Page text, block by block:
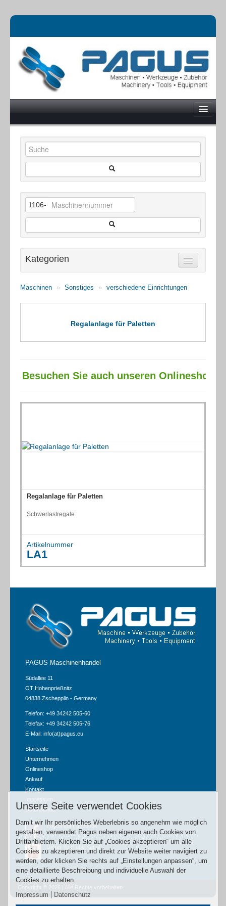
UNTERNEHMEN
MASCHINEN
ONLINESHOP
ANKAUF
KONTAKT
1106-
Kategorien
(1) Druckereimaschinen
(3) Holzbearbeitung
(106) Metallbearbeitung
(2) Sonstiges
(1) verschiedene Einrichtungen
Maschinen » Sonstiges » verschiedene Einrichtungen
Regalanlage für Paletten
Besuchen Sie auch unseren Onlineshop!
Regalanlage für Paletten
Schwerlastregale
Artikelnummer
LA1
PAGUS Maschinenhandel
Südallee 11
OT Hohenprießnitz
04838 Zschepplin - Germany
Telefon: +49 34242 505-60
Telefax: +49 34242 505-76
E-Mail: info(at)pagus.eu
Startseite
Unternehmen
Onlineshop
Ankauf
Kontakt
Impressum
Datenschutz
Pagus auf Facebook
Unser YouTube Kanal
Unsere Seite verwendet Cookies
Damit wir Ihr persönliches Weberlebnis so angenehm wie möglich
gestalten, verwendet Pagus neben eigenen auch Cookies von
Drittanbietern. Klicken Sie auf „Cookies akzeptieren“ um alle
Cookies zu akzeptieren und direkt zur Website weiter navigiert zu
werden, oder klicken Sie rechts auf „Einstellungen anpassen“, um
eine detaillierte Beschreibung und individuelle Auswahl der
Cookies zu erhalten.
Impressum
Datenschutz